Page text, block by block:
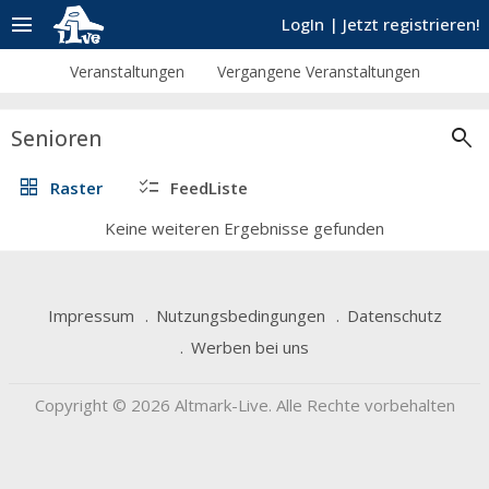
LogIn | Jetzt registrieren!
menu
Veranstaltungen Vergangene Veranstaltungen
Senioren search
grid_view Raster checklist FeedListe
Keine weiteren Ergebnisse gefunden
Impressum Nutzungsbedingungen
Datenschutz
Werben bei uns
Copyright © 2026 Altmark-Live. Alle Rechte vorbehalten